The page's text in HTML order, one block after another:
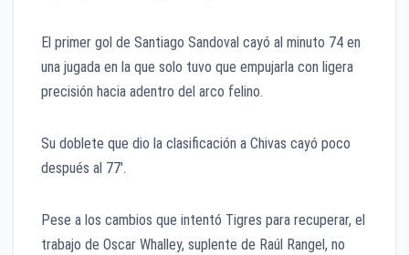
El primer gol de Santiago Sandoval cayó al minuto 74 en
una jugada en la que solo tuvo que empujarla con ligera
precisión hacia adentro del arco felino.
Su doblete que dio la clasificación a Chivas cayó poco
después al 77′.
Pese a los cambios que intentó Tigres para recuperar, el
trabajo de Oscar Whalley, suplente de Raúl Rangel, no